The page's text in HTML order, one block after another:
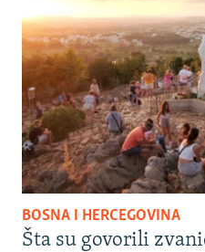
BOSNA I HERCEGOVINA
Šta su govorili